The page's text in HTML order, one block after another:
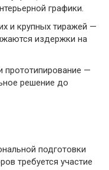
графики.
и крупных тиражей —
издержки на
прототипирование —
решение до
подготовки
требуется участие